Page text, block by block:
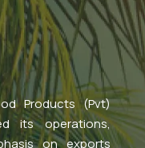
Products (Pvt)
its operations,
on exports